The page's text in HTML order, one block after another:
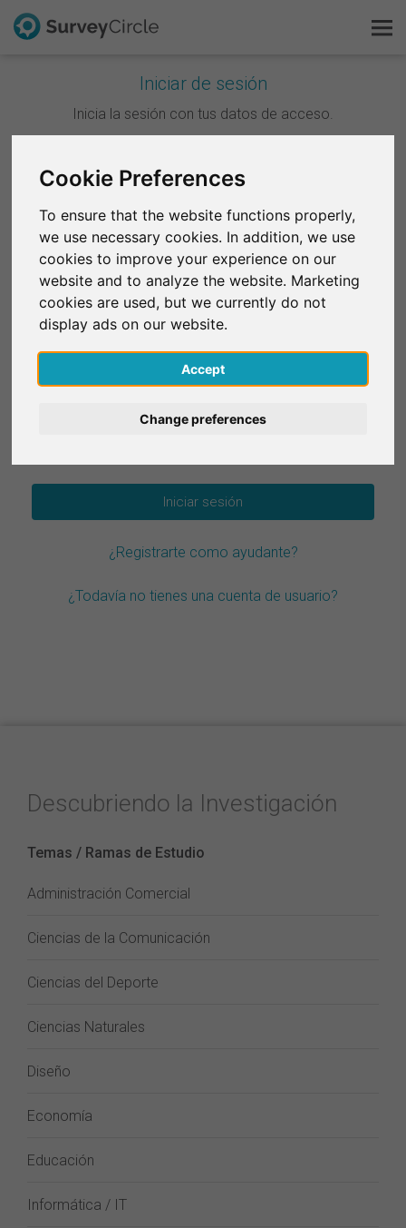
Cookie Preferences
To ensure that the website functions properly,
we use necessary cookies. In addition, we use
cookies to improve your experience on our
website and to analyze the website. Marketing
cookies are used, but we currently do not
display ads on our website.
Accept
Change preferences
Iniciar de sesión
Inicia la sesión con tus datos de acceso.
Continuar con Google
Continuar con Facebook
O
Correo electrónico*
Contraseña*
¿Registrarte como ayudante?
¿Todavía no tienes una cuenta de usuario?
Descubriendo la Investigación
Temas / Ramas de Estudio
Administración Comercial
Ciencias de la Comunicación
Ciencias del Deporte
Ciencias Naturales
Diseño
Economía
Educación
Informática / IT
Esto es SurveyCircle
FAQ
Regístrate gratis
English
Deutsch
Italiano